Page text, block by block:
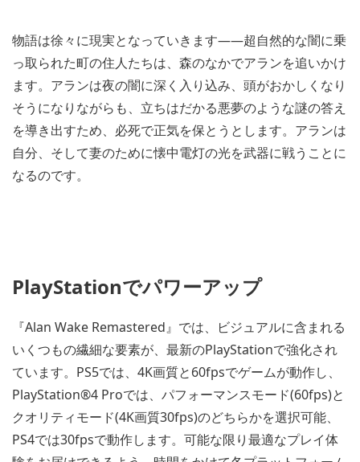
物語は徐々に現実となっていきます――超自然的な闇に乗
っ取られた町の住人たちは、森のなかでアランを追いかけ
ます。アランは夜の闇に深く入り込み、頭がおかしくなり
そうになりながらも、立ちはだかる悪夢のような謎の答え
を導き出すため、必死で正気を保とうとします。アランは
自分、そして妻のために懐中電灯の光を武器に戦うことに
なるのです。
PlayStationでパワーアップ
『Alan Wake Remastered』では、ビジュアルに含まれる
いくつもの繊細な要素が、最新のPlayStationで強化され
ています。PS5では、4K画質と60fpsでゲームが動作し、
PlayStation®4 Proでは、パフォーマンスモード(60fps)と
クオリティモード(4K画質30fps)のどちらかを選択可能、
PS4では30fpsで動作します。可能な限り最適なプレイ体